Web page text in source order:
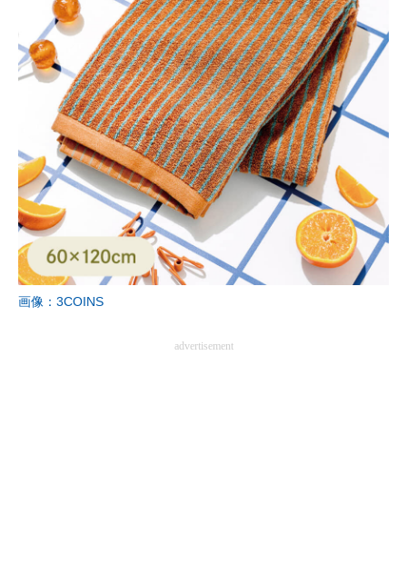
AI活用のいまが分かる
企業ITのトレンドを詳説
経営リーダーのコミュニティ
マーケ×ITの今がよく分かる
ITエンジニア向け専門サイト
企業向けIT製品の総合サイト
IT製品の技術・比較・事例
製造業のIT導入・活用を支援
画像：3COINS
advertisement